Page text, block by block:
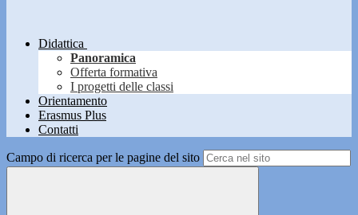
Didattica
Panoramica
Offerta formativa
I progetti delle classi
Orientamento
Erasmus Plus
Contatti
Campo di ricerca per le pagine del sito